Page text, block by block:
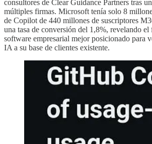
consultores de Clear Guidance Partners tras
múltiples firmas. Microsoft tenía solo 8
de Copilot de 440 millones de suscriptores
una tasa de conversión del 1,8%, revelando el
software empresarial mejor posicionado para
IA a su base de clientes existente.